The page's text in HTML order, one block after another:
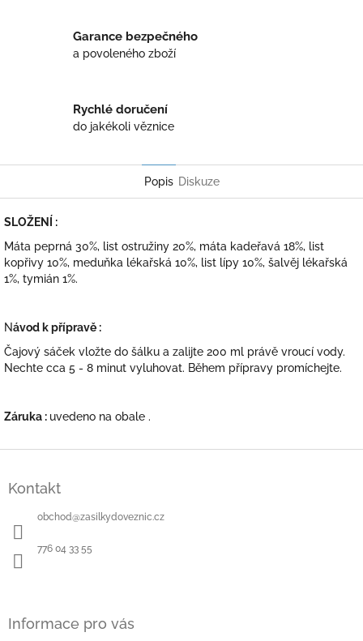
Garance bezpečného
a povoleného zboží
Rychlé doručení
do jakékoli věznice
Popis Diskuze
SLOŽENÍ :
Máta peprná 30%, list ostružiny 20%, máta kadeřavá 18%, list
kopřivy 10%, meduňka lékařská 10%, list lípy 10%, šalvěj lékařská
1%, tymián 1%.
Návod k přípravě :
Čajový sáček vložte do šálku a zalijte 200 ml právě vroucí vody.
Nechte cca 5 - 8 minut vyluhovat. Během přípravy promíchejte.
Záruka : uvedeno na obale .
Kontakt
obchod@zasilkydoveznic.cz
776 04 33 55
Informace pro vás